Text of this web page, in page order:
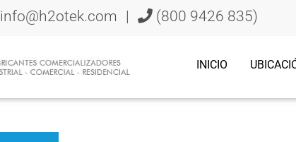
info@h2otek.com | (800 9426 835)
INICIO